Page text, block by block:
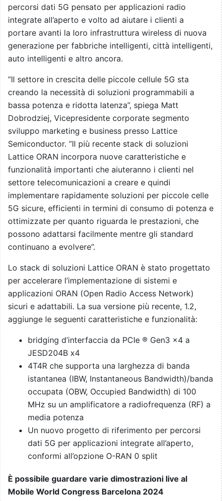
percorsi dati 5G pensato per applicazioni radio
integrate all’aperto e volto ad aiutare i clienti a
portare avanti la loro infrastruttura wireless di nuova
generazione per fabbriche intelligenti, città intelligenti,
auto intelligenti e altro ancora.
“Il settore in crescita delle piccole cellule 5G sta
creando la necessità di soluzioni programmabili a
bassa potenza e ridotta latenza”, spiega Matt
Dobrodziej, Vicepresidente corporate segmento
sviluppo marketing e business presso Lattice
Semiconductor. “Il più recente stack di soluzioni
Lattice ORAN incorpora nuove caratteristiche e
funzionalità importanti che aiuteranno i clienti nel
settore telecomunicazioni a creare e quindi
implementare rapidamente soluzioni per piccole celle
5G sicure, efficienti in termini di consumo di potenza e
ottimizzate per quanto riguarda le prestazioni, che
possono adattarsi facilmente mentre gli standard
continuano a evolvere”.
Lo stack di soluzioni Lattice ORAN è stato progettato
per accelerare l’implementazione di sistemi e
applicazioni ORAN (Open Radio Access Network)
sicuri e adattabili. La sua versione più recente, 1.2,
aggiunge le seguenti caratteristiche e funzionalità:
bridging d’interfaccia da PCIe ® Gen3 x4 a
JESD204B x4
4T4R che supporta una larghezza di banda
istantanea (IBW, Instantaneous Bandwidth)/banda
occupata (OBW, Occupied Bandwidth) di 100
MHz su un amplificatore a radiofrequenza (RF) a
media potenza
Un nuovo progetto di riferimento per percorsi
dati 5G per applicazioni integrate all’aperto,
conformi all’opzione O-RAN 0 split
È possibile guardare varie dimostrazioni live al
Mobile World Congress Barcelona 2024